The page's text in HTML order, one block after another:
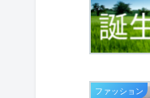
ファッション